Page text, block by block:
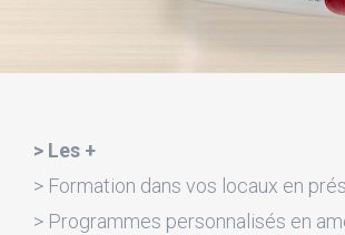
> Les +
> Formation dans vos locaux en
> Programmes personnalisés en